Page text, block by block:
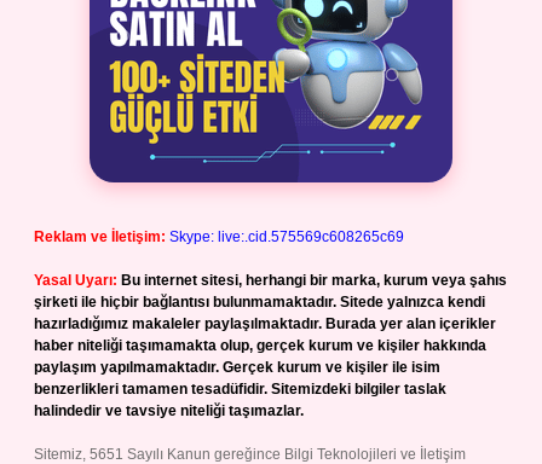
Reklam ve İletişim: Skype: live:.cid.575569c608265c69
Yasal Uyarı: Bu internet sitesi, herhangi bir marka, kurum veya şahıs
şirketi ile hiçbir bağlantısı bulunmamaktadır. Sitede yalnızca kendi
hazırladığımız makaleler paylaşılmaktadır. Burada yer alan içerikler
haber niteliği taşımamakta olup, gerçek kurum ve kişiler hakkında
paylaşım yapılmamaktadır. Gerçek kurum ve kişiler ile isim
benzerlikleri tamamen tesadüfidir. Sitemizdeki bilgiler taslak
halindedir ve tavsiye niteliği taşımazlar.
Sitemiz, 5651 Sayılı Kanun gereğince Bilgi Teknolojileri ve İletişim